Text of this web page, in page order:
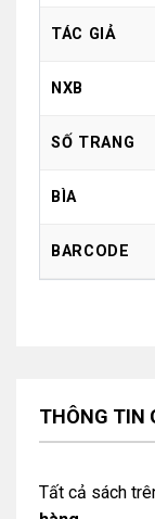
TÁC GIẢ
NXB
SỐ TRANG
BÌA
BARCODE
THÔNG TIN
Tất cả sách